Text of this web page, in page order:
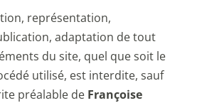
représentation,
adaptation de tout
du site, quel que soit le
utilisé, est interdite, sauf
préalable de Françoise